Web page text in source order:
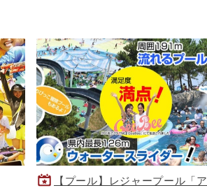
【プール】レジャープール「ア